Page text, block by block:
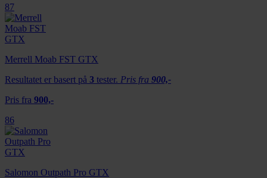
87
Merrell Moab FST GTX
Resultatet er basert på 3 tester. Pris fra 900,-
Pris fra 900,-
86
Salomon Outpath Pro GTX